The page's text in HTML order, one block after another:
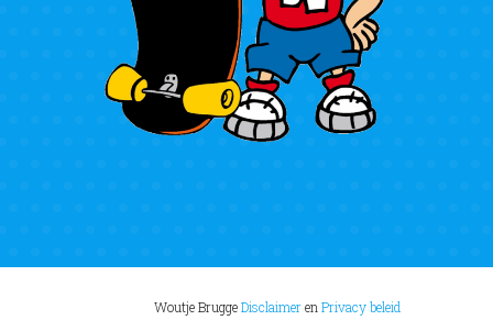
Woutje BruggeDisclaimeren Privacy beleid